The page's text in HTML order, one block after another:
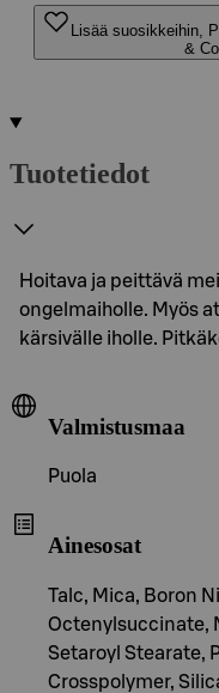
Lisää suosikkeihin,
&
Tuotetiedot
Hoitava ja peittävä
ongelmaiholle. Myös
kärsivälle iholle.
Valmistusmaa
Puola
Ainesosat
Talc, Mica, Boron
Octenylsuccinate,
Setaroyl Stearate,
Crosspolymer,